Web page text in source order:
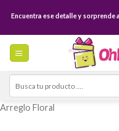
content
Encuentra ese detalle y sorprende
Search
for:
Arreglo Floral